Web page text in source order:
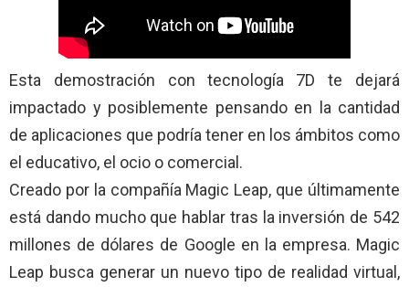
Esta demostración con tecnología 7D te dejará
impactado y posiblemente pensando en la cantidad
de aplicaciones que podría tener en los ámbitos como
el educativo, el ocio o comercial.
Creado por la compañía Magic Leap, que últimamente
está dando mucho que hablar tras la inversión de 542
millones de dólares de Google en la empresa. Magic
Leap busca generar un nuevo tipo de realidad virtual,